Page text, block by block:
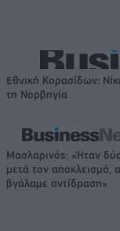
Εθνική Κορασίδων:
τη Νορβηγία
Μασλαρινός: «Ήταν
μετά τον αποκλεισμό,
βγάλαμε αντίδραση»